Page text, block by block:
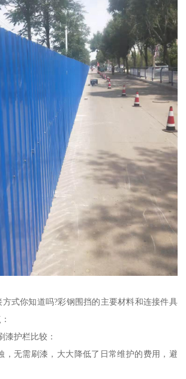
式你知道吗?彩钢围挡的主要材料和连接件具
漆护栏比较：
，无需刷漆，大大降低了日常维护的费用，避